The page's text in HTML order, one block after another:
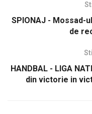
SPIONAJ - Mossad-
de
HANDBAL - LIGA
din victorie in